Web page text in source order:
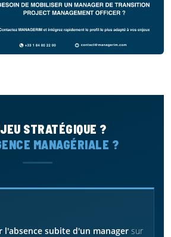
STRATÉGIQUE ?
MANAGÉRIALE ?
l'absence subite d'un manager sur